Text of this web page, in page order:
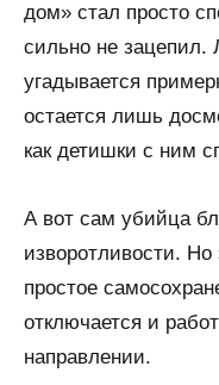
дом» стал просто
сильно не зацепил.
угадывается
остается лишь
как детишки с ним
А вот сам убийца
изворотливости. Но
простое
отключается и
направлении.